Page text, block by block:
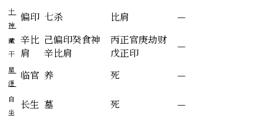
十
神
偏印 七杀 比肩 —
藏
干
辛比
肩
己偏印癸食神
辛比肩
丙正官庚劫财
戊正印
—
星
運
临官 养 死 —
自
坐
长生 墓 死 —